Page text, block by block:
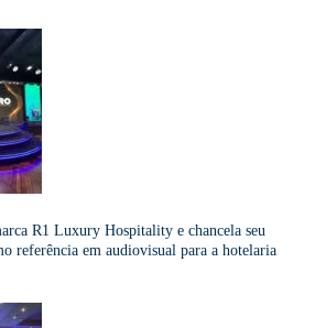
R1 Luxury Hospitality e chancela seu
referência em audiovisual para a hotelaria